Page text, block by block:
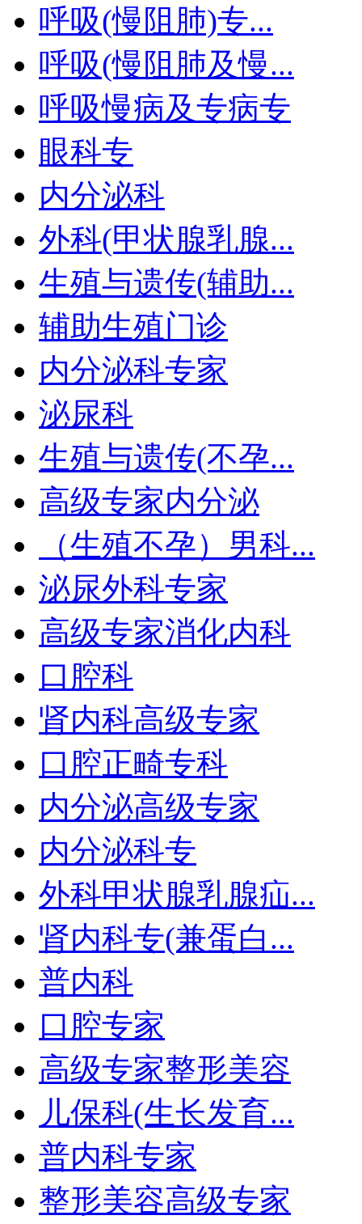
呼吸(慢阻肺)专...
呼吸(慢阻肺及慢...
呼吸慢病及专病专
眼科专
内分泌科
外科(甲状腺乳腺...
生殖与遗传(辅助...
辅助生殖门诊
内分泌科专家
泌尿科
生殖与遗传(不孕...
高级专家内分泌
（生殖不孕）男科...
泌尿外科专家
高级专家消化内科
口腔科
肾内科高级专家
口腔正畸专科
内分泌高级专家
内分泌科专
外科甲状腺乳腺疝...
肾内科专(兼蛋白...
普内科
口腔专家
高级专家整形美容
儿保科(生长发育...
普内科专家
整形美容高级专家